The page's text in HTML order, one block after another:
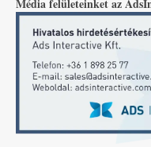
Média felületeinket az